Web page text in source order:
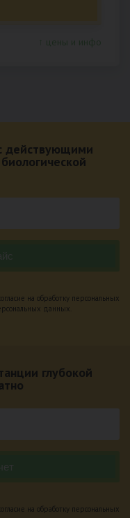
действующими
на обработку персональных
данных.
глубокой
на обработку персональных